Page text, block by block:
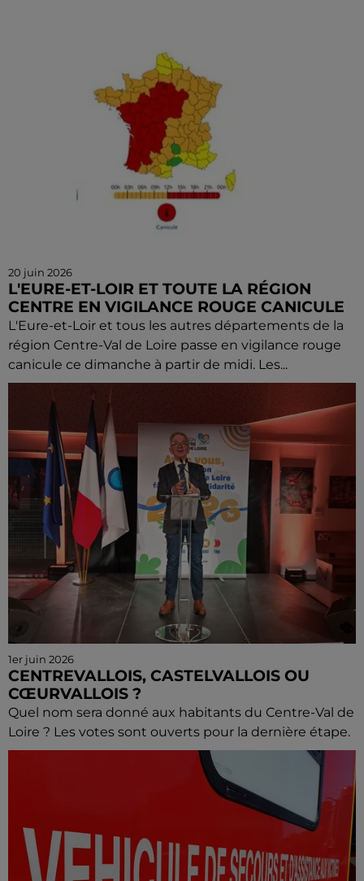
20 juin 2026
L'EURE-ET-LOIR ET TOUTE LA RÉGION
CENTRE EN VIGILANCE ROUGE CANICULE
L'Eure-et-Loir et tous les autres départements de la
région Centre-Val de Loire passe en vigilance rouge
canicule ce dimanche à partir de midi. Les...
1er juin 2026
CENTREVALLOIS, CASTELVALLOIS OU
CŒURVALLOIS ?
Quel nom sera donné aux habitants du Centre-Val de
Loire ? Les votes sont ouverts pour la dernière étape.